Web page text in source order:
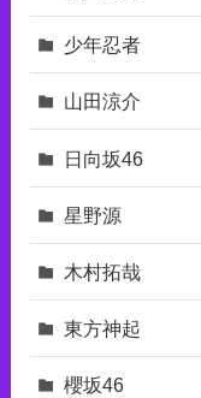
少年忍者
山田涼介
日向坂46
星野源
木村拓哉
東⽅神起
櫻坂46